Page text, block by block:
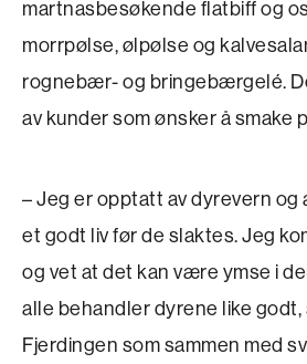
martnasbesøkende flatbiff og
morrpølse, ølpølse og
rognebær- og bringebærgelé.
av kunder som ønsker å smake
– Jeg er opptatt av dyrevern og
et godt liv før de slaktes. Jeg
og vet at det kan være ymse i
alle behandler dyrene like godt,
Fjerdingen som sammen med